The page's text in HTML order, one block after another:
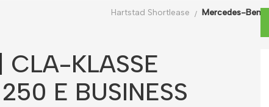
Hartstad Shortlease Mercedes-Benz
CLA-KLASSE
E BUSINESS